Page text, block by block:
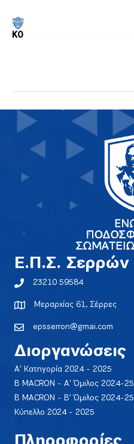
KO
E.Π.Σ. Σερρών
23210 59584
Μεραρχίας 61, Σέρρες
epsserron@gmai.com
Διοργανώσεις
Α' Κατηγορία 2024 - 2025
Β MACRON - Α' Όμιλος 2024-25
Β MACRON - Β' Όμιλος 2024-25
Κύπελλο 2024 - 2025